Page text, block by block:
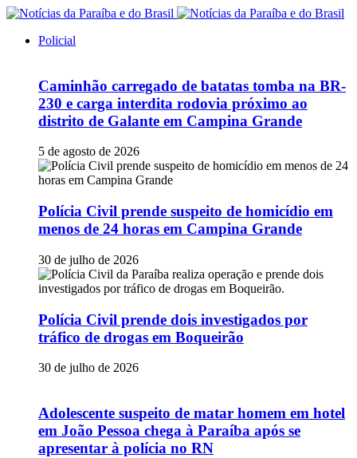
Policial
Caminhão carregado de batatas tomba na BR-
230 e carga interdita rodovia próximo ao
distrito de Galante em Campina Grande
5 de agosto de 2026
Polícia Civil prende suspeito de homicídio em
menos de 24 horas em Campina Grande
30 de julho de 2026
Polícia Civil prende dois investigados por
tráfico de drogas em Boqueirão
30 de julho de 2026
Adolescente suspeito de matar homem em hotel
em João Pessoa chega à Paraíba após se
apresentar à polícia no RN